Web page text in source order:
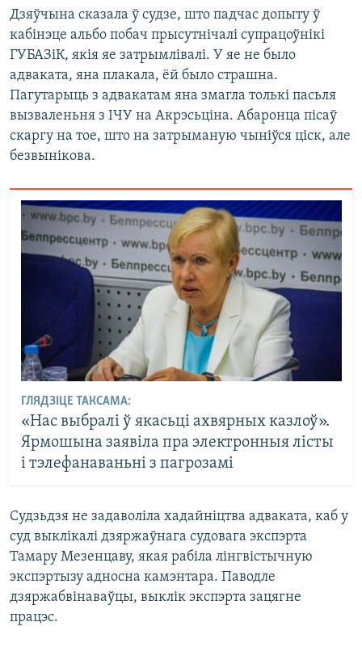
Дзяўчына сказала ў судзе, што падчас допыту ў
кабінэце альбо побач прысутнічалі супрацоўнікі
ГУБАЗіК, якія яе затрымлівалі. У яе не было
адваката, яна плакала, ёй было страшна.
Пагутарыць з адвакатам яна змагла толькі пасьля
вызваленьня з ІЧУ на Акрэсьціна. Абаронца пісаў
скаргу на тое, што на затрыманую чыніўся ціск, але
безвынікова.
ГЛЯДЗІЦЕ ТАКСАМА:
«Нас выбралі ў якасьці ахвярных казлоў».
Ярмошына заявіла пра электронныя лісты
і тэлефанаваньні з пагрозамі
Судзьдзя не задаволіла хадайніцтва адваката, каб у
суд выклікалі дзяржаўнага судовага экспэрта
Тамару Мезенцаву, якая рабіла лінгвістычную
экспэртызу адносна камэнтара. Паводле
дзяржабвінаваўцы, выклік экспэрта зацягне
працэс.